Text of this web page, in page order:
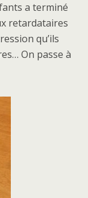
a terminé
retardataires
qu’ils
On passe à